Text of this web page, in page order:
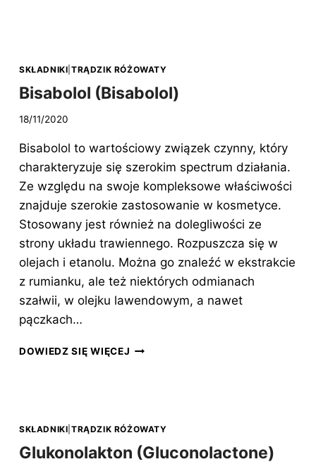
SKŁADNIKI TRĄDZIK RÓŻOWATY
Bisabolol (Bisabolol)
18/11/2020
Bisabolol to wartościowy związek czynny, który
charakteryzuje się szerokim spectrum działania.
Ze względu na swoje kompleksowe właściwości
znajduje szerokie zastosowanie w kosmetyce.
Stosowany jest również na dolegliwości ze
strony układu trawiennego. Rozpuszcza się w
olejach i etanolu. Można go znaleźć w ekstrakcie
z rumianku, ale też niektórych odmianach
szałwii, w olejku lawendowym, a nawet
pączkach…
DOWIEDZ SIĘ WIĘCEJ BISABOLOL
SKŁADNIKI TRĄDZIK RÓŻOWATY
Glukonolakton (Gluconolactone)